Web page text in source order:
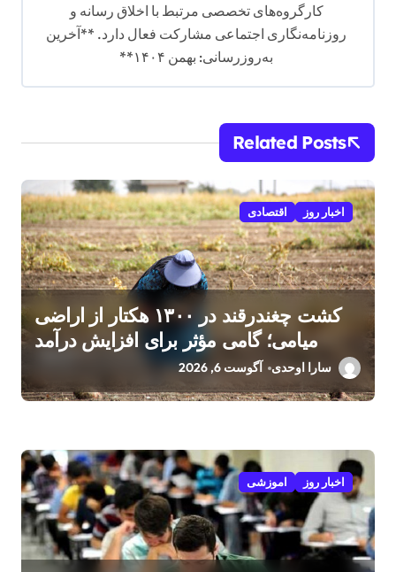
کارگروه‌های تخصصی مرتبط با اخلاق رسانه و
روزنامه‌نگاری اجتماعی مشارکت فعال دارد. **آخرین
به‌روزرسانی: بهمن ۱۴۰۴**
Related Posts
اخبار روز اقتصادی
کشت چغندرقند در ۱۳۰۰ هکتار از اراضی
میامی؛ گامی مؤثر برای افزایش درآمد
سارا اوحدی آگوست 6, 2026
اخبار روز اموزشی